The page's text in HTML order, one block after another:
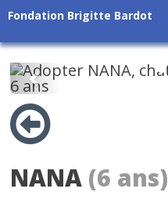
Fondation Brigitte Bardot
Précédent
NANA (6 ans)